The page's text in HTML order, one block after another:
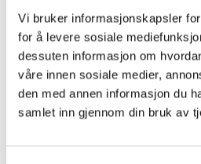
Vi bruker informasjonskapsler
for å levere sosiale
dessuten informasjon om
våre innen sosiale medier,
den med annen informasjon du
samlet inn gjennom din bruk av